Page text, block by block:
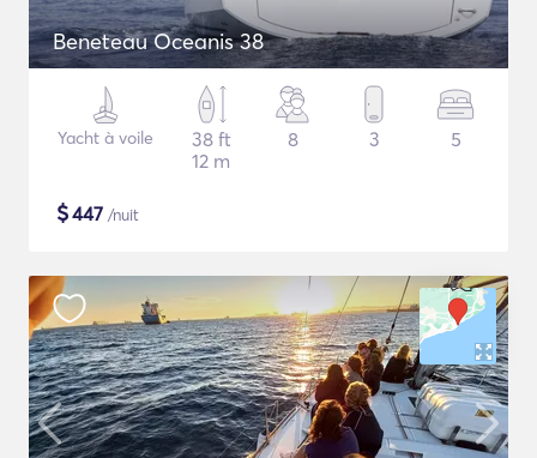
Beneteau Oceanis 38
Yacht à voile
38 ft
12 m
8 3 5
$447 /nuit